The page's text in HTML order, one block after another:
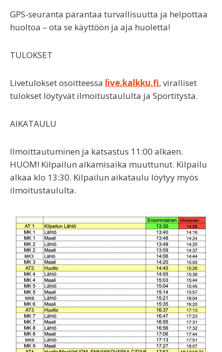
GPS-seuranta parantaa turvallisuutta ja helpottaa
huoltoa – ota se käyttöön ja aja huoletta!
TULOKSET
Livetuloksetosoitteessa live.kalkku.fi, viralliset
tulokset löytyvät ilmoitustaululta ja Sportitysta.
AIKATAULU
Ilmoittautuminen ja katsastus 11:00 alkaen.
HUOM! Kilpailun alkamisaika muuttunut. Kilpailu
alkaa klo 13:30. Kilpailun aikataulu löytyy myös
ilmoitustaululta.